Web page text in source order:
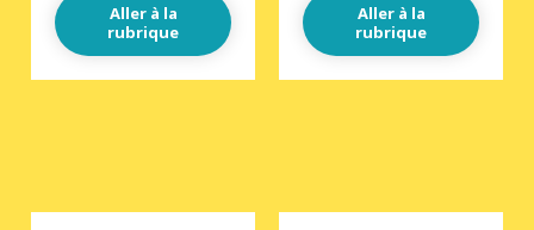
Aller à la
rubrique
Aller à la
rubrique